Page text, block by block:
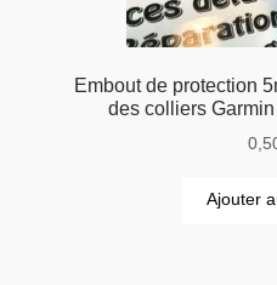
Embout de protection
des colliers
Ajouter